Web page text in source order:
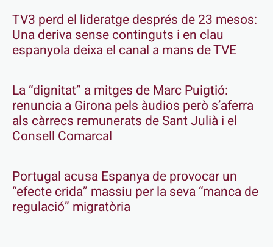
TV3 perd el lideratge després de 23 mesos:
Una deriva sense continguts i en clau
espanyola deixa el canal a mans de TVE
La “dignitat” a mitges de Marc Puigtió:
renuncia a Girona pels àudios però s’aferra
als càrrecs remunerats de Sant Julià i el
Consell Comarcal
Portugal acusa Espanya de provocar un
“efecte crida” massiu per la seva “manca de
regulació” migratòria